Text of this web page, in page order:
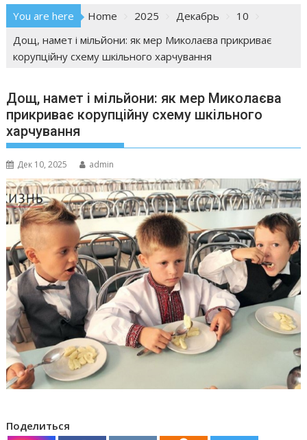
You are here Home 2025 Декабрь
10
Дощ, намет і мільйони: як мер Миколаєва прикриває
корупційну схему шкільного харчування
Дощ, намет і мільйони: як мер Миколаєва
прикриває корупційну схему шкільного
харчування
Дек 10, 2025 admin
Поделиться